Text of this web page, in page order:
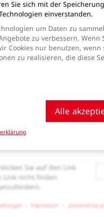
Sie auf den Link
Link nicht finden
Impressum powered by
Sie sich mit der
einverstanden.
um Daten zu
zu verbessern. Wenn
Cookies nur benutzen, wenn
zu realisieren, die diese
Alle